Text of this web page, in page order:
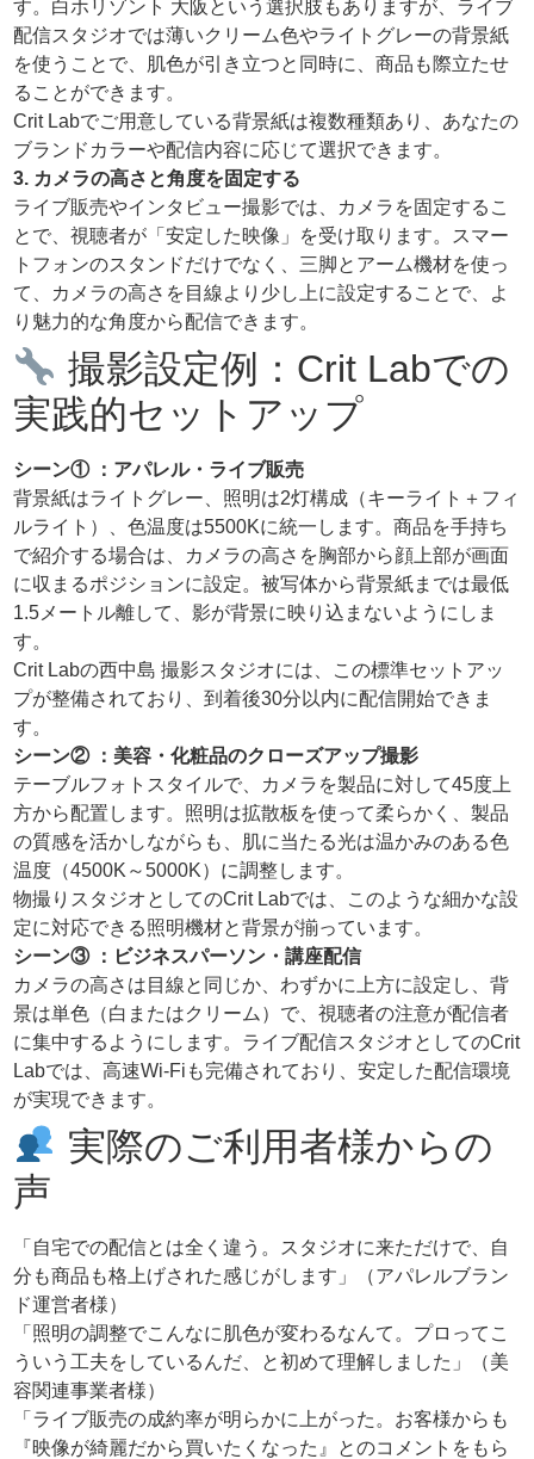
す。白ホリゾント 大阪という選択肢もありますが、ライブ
配信スタジオでは薄いクリーム色やライトグレーの背景紙
を使うことで、肌色が引き立つと同時に、商品も際立たせ
ることができます。
Crit Labでご用意している背景紙は複数種類あり、あなたの
ブランドカラーや配信内容に応じて選択できます。
3. カメラの高さと角度を固定する
ライブ販売やインタビュー撮影では、カメラを固定するこ
とで、視聴者が「安定した映像」を受け取ります。スマー
トフォンのスタンドだけでなく、三脚とアーム機材を使っ
て、カメラの高さを目線より少し上に設定することで、よ
り魅力的な角度から配信できます。
撮影設定例：Crit Labでの
実践的セットアップ
シーン① ：アパレル・ライブ販売
背景紙はライトグレー、照明は2灯構成（キーライト＋フィ
ルライト）、色温度は5500Kに統一します。商品を手持ち
で紹介する場合は、カメラの高さを胸部から顔上部が画面
に収まるポジションに設定。被写体から背景紙までは最低
1.5メートル離して、影が背景に映り込まないようにしま
す。
Crit Labの西中島 撮影スタジオには、この標準セットアッ
プが整備されており、到着後30分以内に配信開始できま
す。
シーン② ：美容・化粧品のクローズアップ撮影
テーブルフォトスタイルで、カメラを製品に対して45度上
方から配置します。照明は拡散板を使って柔らかく、製品
の質感を活かしながらも、肌に当たる光は温かみのある色
温度（4500K～5000K）に調整します。
物撮りスタジオとしてのCrit Labでは、このような細かな設
定に対応できる照明機材と背景が揃っています。
シーン③ ：ビジネスパーソン・講座配信
カメラの高さは目線と同じか、わずかに上方に設定し、背
景は単色（白またはクリーム）で、視聴者の注意が配信者
に集中するようにします。ライブ配信スタジオとしてのCrit
Labでは、高速Wi-Fiも完備されており、安定した配信環境
が実現できます。
実際のご利用者様からの
声
「自宅での配信とは全く違う。スタジオに来ただけで、自
分も商品も格上げされた感じがします」（アパレルブラン
ド運営者様）
「照明の調整でこんなに肌色が変わるなんて。プロってこ
ういう工夫をしているんだ、と初めて理解しました」（美
容関連事業者様）
「ライブ販売の成約率が明らかに上がった。お客様からも
『映像が綺麗だから買いたくなった』とのコメントをもら